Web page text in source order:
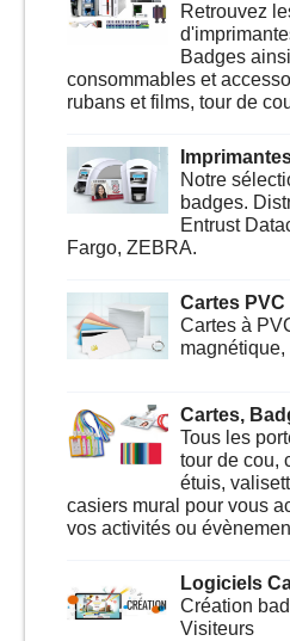
Retrouvez
Badges
consommables et
rubans et films, tour de
Notre
badges.
Entrust
Fargo, ZEBRA.
Cartes PVC
Cartes à
magnétique,
Cartes,
Tous les
tour de cou,
étuis,
casiers mural pour vous
vos activités ou
Logiciels
Création
Visiteurs